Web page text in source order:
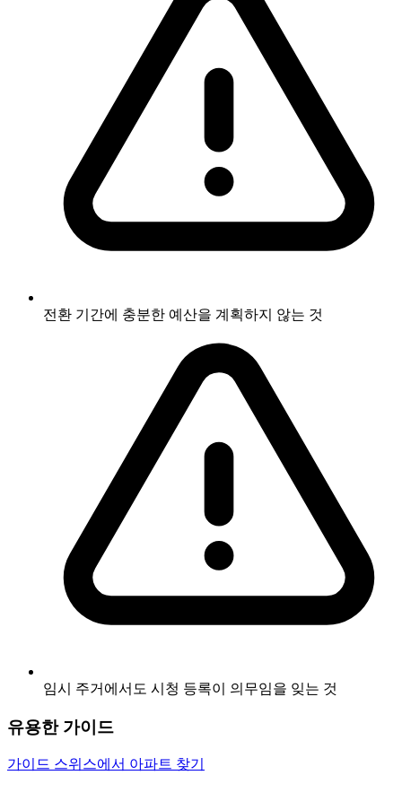
전환 기간에 충분한 예산을 계획하지 않는 것
임시 주거에서도 시청 등록이 의무임을 잊는 것
유용한 가이드
가이드 스위스에서 아파트 찾기